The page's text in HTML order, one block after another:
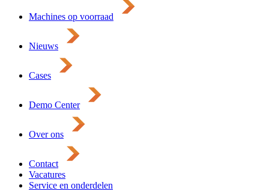
Machines op voorraad
Nieuws
Cases
Demo Center
Over ons
Contact
Vacatures
Service en onderdelen